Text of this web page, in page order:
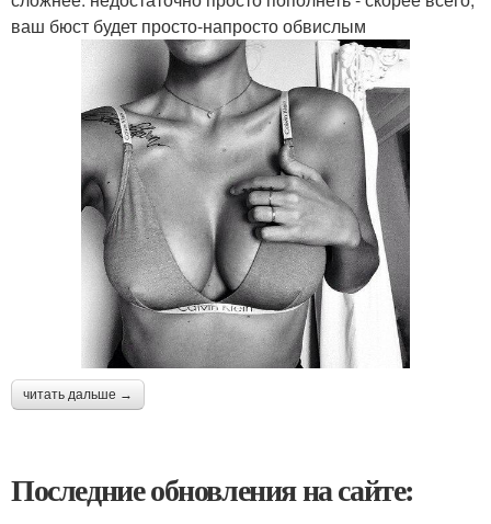
ваш бюст будет просто-напросто обвислым
читать дальше →
Последние обновления на сайте: